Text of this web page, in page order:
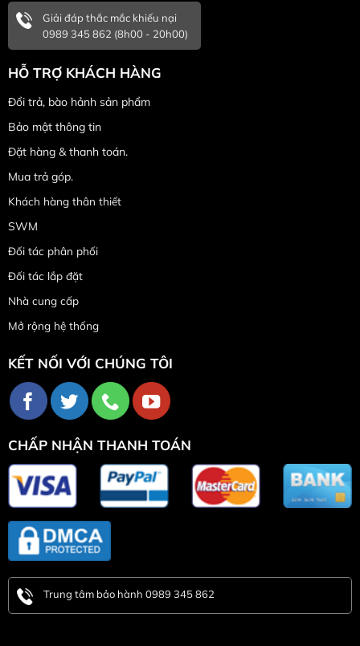
Giải đáp thắc mắc khiếu nại
0989 345 862 (8h00 - 20h00)
HỖ TRỢ KHÁCH HÀNG
Đổi trả, bào hảnh sản phẩm
Bảo mật thông tin
Đặt hàng & thanh toán.
Mua trả góp.
Khách hàng thân thiết
SWM
Đối tác phân phối
Đối tác lắp đặt
Nhà cung cấp
Mở rộng hệ thống
KẾT NỐI VỚI CHÚNG TÔI
CHẤP NHẬN THANH TOÁN
Trung tâm bảo hành 0989 345 862